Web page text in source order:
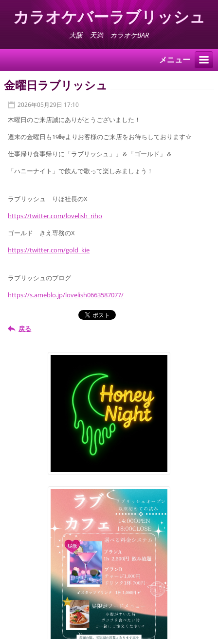
カラオケバーラブリッシュ
大阪 天満 カラオケBAR
メニュー
金曜日ラブリッシュ
2026年05月29日 17:10
木曜日のご来店誠にありがとうございました！
週末の金曜日も19時よりお客様のご来店をお待ちしております☆
仕事帰り食事帰りに「ラブリッシュ」」＆「ゴールド」＆
「ハニーナイト」で飲んで歌って楽しみましょう！
ラブリッシュ りほ社長のX
https://twitter.com/lovelish_riho
ゴールド きえ専務のX
https://twitter.com/gold_kie
ラブリッシュのブログ
https://s.ameblo.jp/lovelish0663587077/
戻る